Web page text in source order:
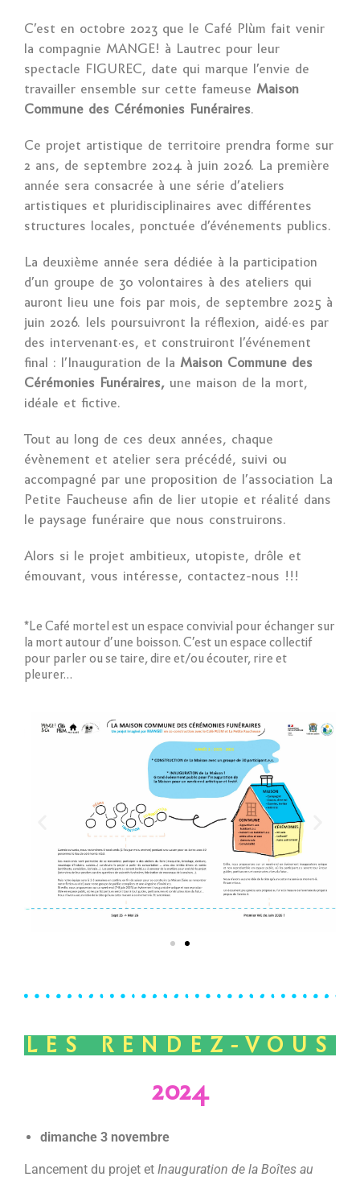
C’est en octobre 2023 que le Café Plùm fait venir
la compagnie MANGE! à Lautrec pour leur
spectacle FIGUREC, date qui marque l’envie de
travailler ensemble sur cette fameuse Maison
Commune des Cérémonies Funéraires.
Ce projet artistique de territoire prendra forme sur
2 ans, de septembre 2024 à juin 2026. La première
année sera consacrée à une série d’ateliers
artistiques et pluridisciplinaires avec différentes
structures locales, ponctuée d’événements publics.
La deuxième année sera dédiée à la participation
d’un groupe de 30 volontaires à des ateliers qui
auront lieu une fois par mois, de septembre 2025 à
juin 2026. Iels poursuivront la réflexion, aidé·es par
des intervenant·es, et construiront l’événement
final : l’Inauguration de la Maison Commune des
Cérémonies Funéraires, une maison de la mort,
idéale et fictive.
Tout au long de ces deux années, chaque
évènement et atelier sera précédé, suivi ou
accompagné par une proposition de l’association La
Petite Faucheuse afin de lier utopie et réalité dans
le paysage funéraire que nous construirons.
Alors si le projet ambitieux, utopiste, drôle et
émouvant, vous intéresse, contactez-nous !!!
*Le Café mortel est un espace convivial pour échanger sur
la mort autour d’une boisson. C’est un espace collectif
pour parler ou se taire, dire et/ou écouter, rire et
pleurer…
LES RENDEZ-VOUS
2024
dimanche 3 novembre
Lancement du projet et Inauguration de la Boîtes au